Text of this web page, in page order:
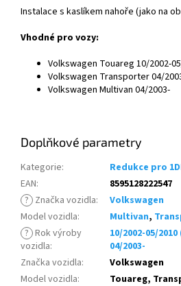
Instalace s kaslíkem nahoře (jako na
Vhodné pro vozy:
Volkswagen Touareg 10/2002-
Volkswagen Transporter 04/
Volkswagen Multivan 04/2003-
Doplňkové parametry
Kategorie:
Redukce pro
EAN:
8595128222547
? Značka vozidla:
Volkswagen
Model vozidla: Multivan,
? Rok výroby
vozidla:
10/2002-05/2010
04/2003-
Značka vozidla:
Volkswagen
Model vozidla:
Touareg,